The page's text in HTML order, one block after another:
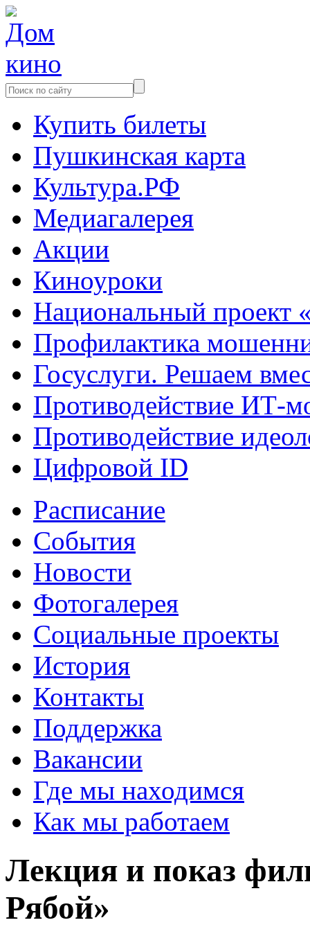
Купить билеты
Пушкинская карта
Культура.РФ
Медиагалерея
Акции
Киноуроки
Национальный проект
Профилактика
Госуслуги. Решаем
Противодействие ИТ-
Противодействие
Цифровой ID
Расписание
События
Новости
Фотогалерея
Социальные проекты
История
Контакты
Поддержка
Вакансии
Где мы находимся
Как мы работаем
Лекция и показ
Рябой»